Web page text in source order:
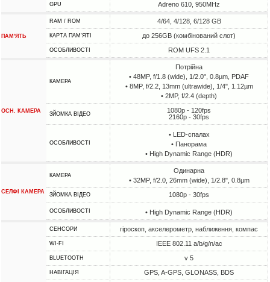
GPU Adreno 610, 950MHz
ПАМ'ЯТЬ
RAM / ROM 4/64, 4/128, 6/128 GB
КАРТА ПАМ'ЯТІ до 256GB (комбінований слот)
ОСОБЛИВОСТІ ROM UFS 2.1
ОСН. КАМЕРА
КАМЕРА
Потрійна
• 48MP, f/1.8 (wide), 1/2.0", 0.8µm, PDAF
• 8MP, f/2.2, 13mm (ultrawide), 1/4", 1.12µm
• 2MP, f/2.4 (depth)
ЗЙОМКА ВІДЕО
1080p - 120fps
2160p - 30fps
ОСОБЛИВОСТІ
• LED-спалах
• Панорама
• High Dynamic Range (HDR)
СЕЛФІ КАМЕРА
КАМЕРА
Одинарна
• 32MP, f/2.0, 26mm (wide), 1/2.8", 0.8µm
ЗЙОМКА ВІДЕО 1080p - 30fps
ОСОБЛИВОСТІ • High Dynamic Range (HDR)
СЕНСОРИ гіроскоп, акселерометр, наближення, компас
WI-FI IEEE 802.11 a/b/g/n/ac
BLUETOOTH v 5
НАВІГАЦІЯ GPS, A-GPS, GLONASS, BDS